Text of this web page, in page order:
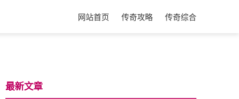
网站首页 传奇攻略 传奇综合
最新文章